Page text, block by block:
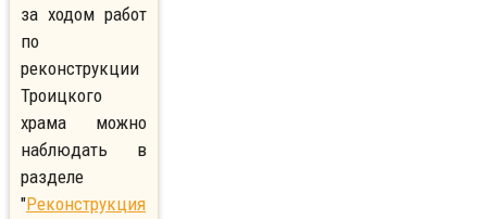
за ходом работ
по
реконструкции
Троицкого
храма можно
наблюдать в
разделе
"Реконструкция